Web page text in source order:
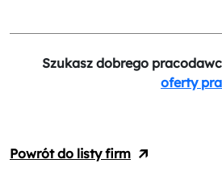
Szukasz dobrego
oferty
Powrót do listy firm